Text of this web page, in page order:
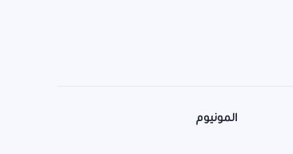
المونيوم